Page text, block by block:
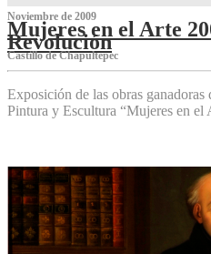
Noviembre de 2009
Mujeres en el Arte
Revolución
Castillo de Chapultepec
Exposición de las obras
Pintura y Escultura “Mujeres en el